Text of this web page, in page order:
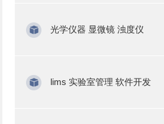
光学仪器 显微镜 浊度仪
lims 实验室管理 软件开发